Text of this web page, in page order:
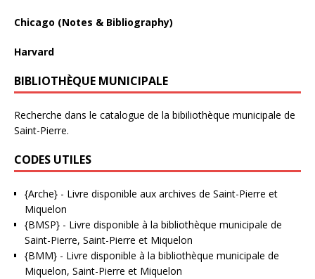
Chicago (Notes & Bibliography)
Harvard
BIBLIOTHÈQUE MUNICIPALE
Recherche dans le catalogue de la bibiliothèque municipale de
Saint-Pierre.
CODES UTILES
{Arche} - Livre disponible aux archives de Saint-Pierre et
Miquelon
{BMSP} - Livre disponible à la bibliothèque municipale de
Saint-Pierre, Saint-Pierre et Miquelon
{BMM} - Livre disponible à la bibliothèque municipale de
Miquelon, Saint-Pierre et Miquelon